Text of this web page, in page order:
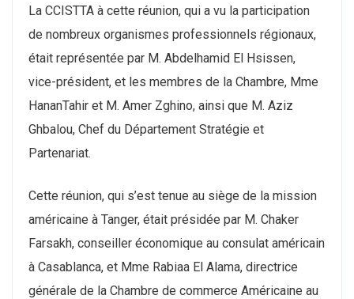
La CCISTTA à cette réunion, qui a vu la participation
de nombreux organismes professionnels régionaux,
était représentée par M. Abdelhamid El Hsissen,
vice-président, et les membres de la Chambre, Mme
HananTahir et M. Amer Zghino, ainsi que M. Aziz
Ghbalou, Chef du Département Stratégie et
Partenariat.
Cette réunion, qui s’est tenue au siège de la mission
américaine à Tanger, était présidée par M. Chaker
Farsakh, conseiller économique au consulat américain
à Casablanca, et Mme Rabiaa El Alama, directrice
générale de la Chambre de commerce Américaine au